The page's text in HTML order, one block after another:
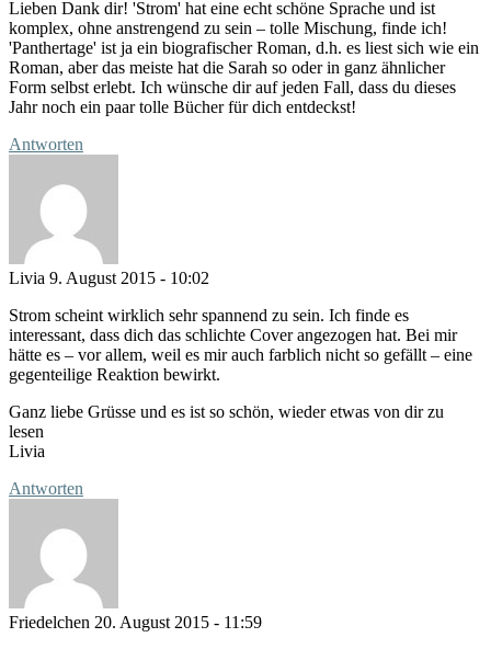
Lieben Dank dir! 'Strom' hat eine echt schöne Sprache und ist
komplex, ohne anstrengend zu sein – tolle Mischung, finde ich!
'Panthertage' ist ja ein biografischer Roman, d.h. es liest sich wie ein
Roman, aber das meiste hat die Sarah so oder in ganz ähnlicher
Form selbst erlebt. Ich wünsche dir auf jeden Fall, dass du dieses
Jahr noch ein paar tolle Bücher für dich entdeckst!
Antworten
Livia 9. August 2015 - 10:02
Strom scheint wirklich sehr spannend zu sein. Ich finde es
interessant, dass dich das schlichte Cover angezogen hat. Bei mir
hätte es – vor allem, weil es mir auch farblich nicht so gefällt – eine
gegenteilige Reaktion bewirkt.
Ganz liebe Grüsse und es ist so schön, wieder etwas von dir zu
lesen
Livia
Antworten
Friedelchen 20. August 2015 - 11:59